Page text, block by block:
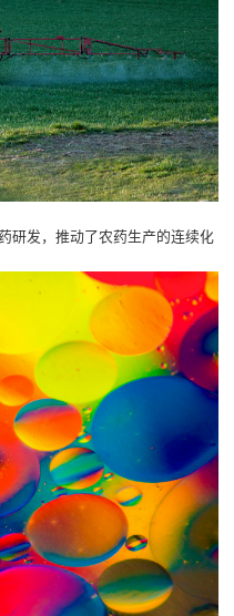
研发，推动了农药生产的连续化